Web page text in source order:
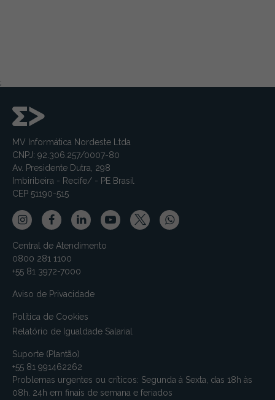
;
MV Informática Nordeste Ltda
CNPJ: 92.306.257/0007-80
Av. Presidente Dutra, 298
Imbiribeira - Recife/ - PE Brasil
CEP 51190-515
Central de Atendimento
0800 281 1100
+55 81 3972-7000
Aviso de Privacidade
Política de Cookies
Relatório de Igualdade Salarial
Suporte (Plantão)
+55 81 991462262
Problemas urgentes ou críticos: Segunda à Sexta, das 18h às
08h. 24h em finais de semana e feriados